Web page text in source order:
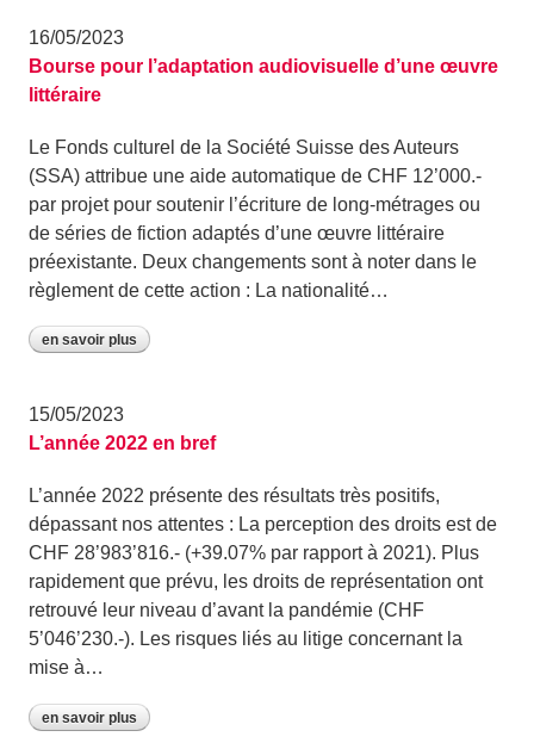
16/05/2023
Bourse pour l’adaptation audiovisuelle d’une œuvre
littéraire
Le Fonds culturel de la Société Suisse des Auteurs
(SSA) attribue une aide automatique de CHF 12’000.-
par projet pour soutenir l’écriture de long-métrages ou
de séries de fiction adaptés d’une œuvre littéraire
préexistante. Deux changements sont à noter dans le
règlement de cette action : La nationalité…
en savoir plus
15/05/2023
L’année 2022 en bref
L’année 2022 présente des résultats très positifs,
dépassant nos attentes : La perception des droits est de
CHF 28’983’816.- (+39.07% par rapport à 2021). Plus
rapidement que prévu, les droits de représentation ont
retrouvé leur niveau d’avant la pandémie (CHF
5’046’230.-). Les risques liés au litige concernant la
mise à…
en savoir plus